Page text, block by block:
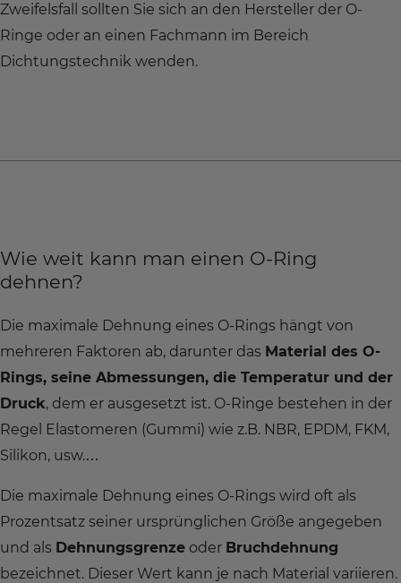
Zweifelsfall sollten Sie sich an den Hersteller der O-
Ringe oder an einen Fachmann im Bereich
Dichtungstechnik wenden.
Wie weit kann man einen O-Ring
dehnen?
Die maximale Dehnung eines O-Rings hängt von
mehreren Faktoren ab, darunter das Material des O-
Rings, seine Abmessungen, die Temperatur und der
Druck, dem er ausgesetzt ist. O-Ringe bestehen in der
Regel Elastomeren (Gummi) wie z.B. NBR, EPDM, FKM,
Silikon, usw.…
Die maximale Dehnung eines O-Rings wird oft als
Prozentsatz seiner ursprünglichen Größe angegeben
und als Dehnungsgrenze oder Bruchdehnung
bezeichnet. Dieser Wert kann je nach Material variieren.